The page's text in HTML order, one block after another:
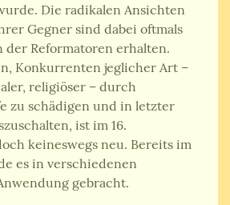
Die radikalen Ansichten
Gegner sind dabei oftmals
Reformatoren erhalten.
Konkurrenten jeglicher Art –
religiöser – durch
zu schädigen und in letzter
ist im 16.
keineswegs neu. Bereits im
es in verschiedenen
gebracht.